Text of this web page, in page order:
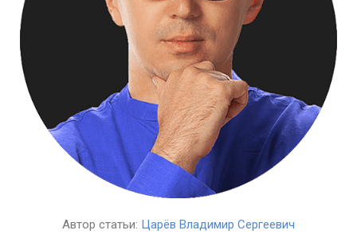
Автор статьи: Царёв Владимир Сергеевич